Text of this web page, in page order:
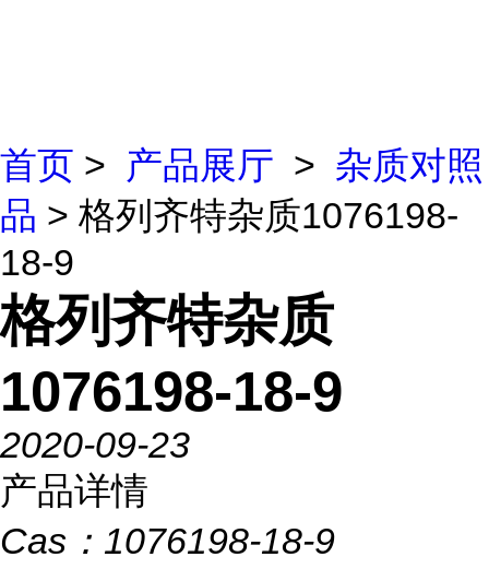
首页 > 产品展厅 > 杂质对照
品 > 格列齐特杂质1076198-
18-9
格列齐特杂质
1076198-18-9
2020-09-23
产品详情
Cas： 1076198-18-9